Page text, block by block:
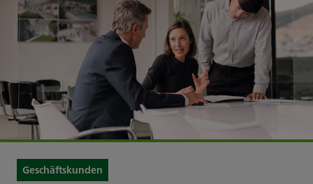
Geschäftskunden